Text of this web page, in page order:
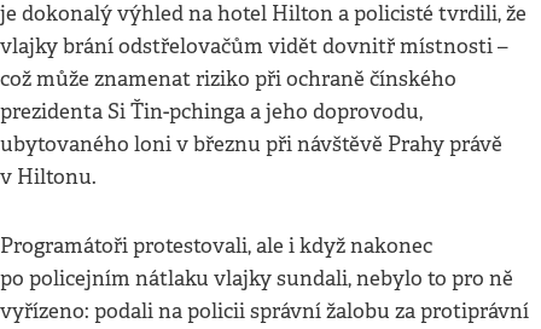
je dokonalý výhled na hotel Hilton a policisté tvrdili, že
vlajky brání odstřelovačům vidět dovnitř místnosti –
což může znamenat riziko při ochraně čínského
prezidenta Si Ťin-pchinga a jeho doprovodu,
ubytovaného loni v březnu při návštěvě Prahy právě
v Hiltonu.
Programátoři protestovali, ale i když nakonec
po policejním nátlaku vlajky sundali, nebylo to pro ně
vyřízeno: podali na policii správní žalobu za protiprávní